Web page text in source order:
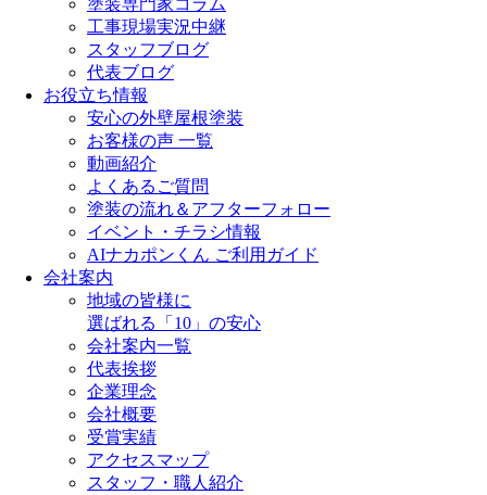
塗装専門家コラム
工事現場実況中継
スタッフブログ
代表ブログ
お役立ち情報
安心の外壁屋根塗装
お客様の声 一覧
動画紹介
よくあるご質問
塗装の流れ＆アフターフォロー
イベント・チラシ情報
AIナカポンくん ご利用ガイド
会社案内
地域の皆様に
選ばれる「10」の安心
会社案内一覧
代表挨拶
企業理念
会社概要
受賞実績
アクセスマップ
スタッフ・職人紹介